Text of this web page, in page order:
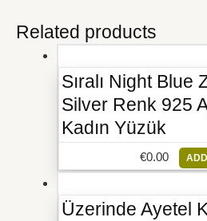
Related products
Sıralı Night Blue
Silver Renk 925
Kadın Yüzük
€0.00
Üzerinde Ayetel